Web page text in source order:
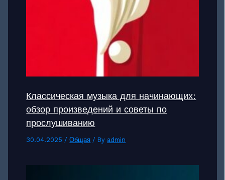
Классическая музыка для начинающих:
обзор произведений и советы по
прослушиванию
30.04.2025 /Общая / By admin